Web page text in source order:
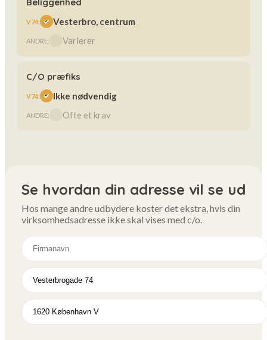
Vesterbro, centrum
Varierer
C/O præfiks
Ikke nødvendig
Ofte et krav
Se hvordan din adresse vil se ud
Hos mange andre udbydere koster det ekstra, hvis din
virksomhedsadresse ikke skal vises med c/o.